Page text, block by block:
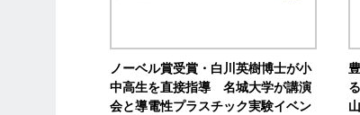
ノーベル賞受賞・白川英樹博士が小
中高生を直接指導 名城大学が講演
会と導電性プラスチック実験イベン